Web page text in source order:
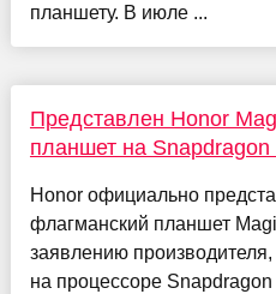
планшету. В июле ...
Представлен Honor
планшет на
Honor официально
флагманский планшет
заявлению
на процессоре